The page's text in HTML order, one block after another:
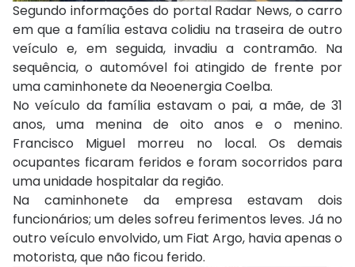
Segundo informações do portal Radar News, o carro
em que a família estava colidiu na traseira de outro
veículo e, em seguida, invadiu a contramão. Na
sequência, o automóvel foi atingido de frente por
uma caminhonete da Neoenergia Coelba.
No veículo da família estavam o pai, a mãe, de 31
anos, uma menina de oito anos e o menino.
Francisco Miguel morreu no local. Os demais
ocupantes ficaram feridos e foram socorridos para
uma unidade hospitalar da região.
Na caminhonete da empresa estavam dois
funcionários; um deles sofreu ferimentos leves. Já no
outro veículo envolvido, um Fiat Argo, havia apenas o
motorista, que não ficou ferido.